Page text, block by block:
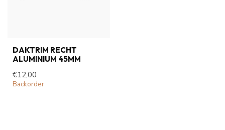
DAKTRIM RECHT
ALUMINIUM 45MM
€12,00
Backorder